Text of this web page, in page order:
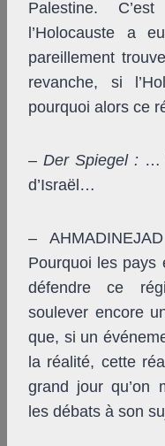
Palestine.
l’Holocauste a
pareillement
revanche, si
pourquoi alors ce
–Der Spiegel : …
d’Israël…
–
Pourquoi les pays
défendre ce
soulever encore
que, si un
la réalité, cette
grand jour qu’on
les débats à son